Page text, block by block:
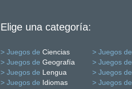
Elige una categoría:
> Juegos de Ciencias > Juegos de
> Juegos de Geografía > Juegos de
> Juegos de Lengua > Juegos de
> Juegos de Idiomas > Juegos de